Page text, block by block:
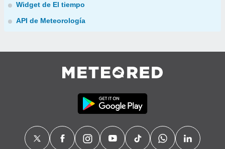
Widget de El tiempo
API de Meteorología